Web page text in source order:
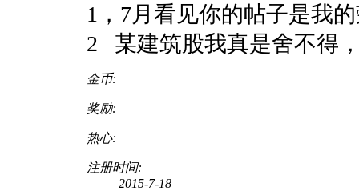
1，7月看见你的帖子是我
2 某建筑股我真是舍不得
金币:
奖励:
热心:
注册时间:
2015-7-18